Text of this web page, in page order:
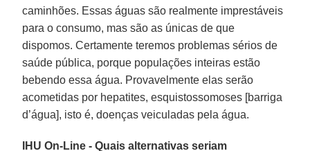
caminhões. Essas águas são realmente imprestáveis
para o consumo, mas são as únicas de que
dispomos. Certamente teremos problemas sérios de
saúde pública, porque populações inteiras estão
bebendo essa água. Provavelmente elas serão
acometidas por hepatites, esquistossomoses [barriga
d’água], isto é, doenças veiculadas pela água.
IHU On-Line - Quais alternativas seriam